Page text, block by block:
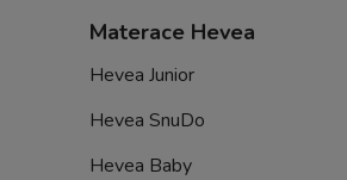
Materace Hevea
Hevea Junior
Hevea SnuDo
Hevea Baby